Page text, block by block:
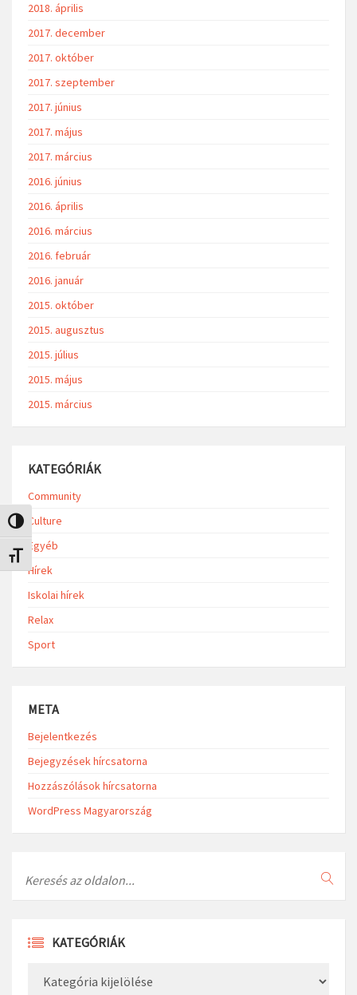
Nagy kontraszt váltása
Betűméret váltása
2018. április
2017. december
2017. október
2017. szeptember
2017. június
2017. május
2017. március
2016. június
2016. április
2016. március
2016. február
2016. január
2015. október
2015. augusztus
2015. július
2015. május
2015. március
KATEGÓRIÁK
Community
Culture
Egyéb
Hírek
Iskolai hírek
Relax
Sport
META
Bejelentkezés
Bejegyzések hírcsatorna
Hozzászólások hírcsatorna
WordPress Magyarország
KATEGÓRIÁK